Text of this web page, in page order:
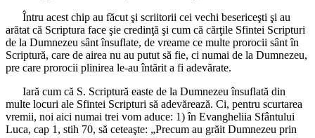
Întru acest chip au făcut şi scriitorii cei vechi besericeşti şi au
arătat că Scriptura face şie credinţă şi cum că cărţile Sfintei Scripturi
de la Dumnezeu sânt însuflate, de vreame ce multe prorocii sânt în
Scriptură, care de airea nu au putut să fie, ci numai de la Dumnezeu,
pre care prorocii plinirea le-au întărit a fi adevărate.
Iară cum că S. Scriptură easte de la Dumnezeu însuflată din
multe locuri ale Sfintei Scripturi să adevărează. Ci, pentru scurtarea
vremii, noi aici numai trei vom aduce: 1) în Evangheliia Sfântului
Luca, cap 1, stih 70, să ceteaşte: „Precum au grăit Dumnezeu prin